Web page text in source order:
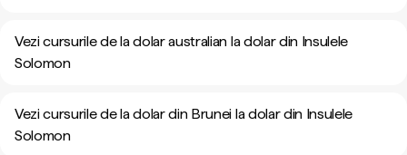
Vezi cursurile de la dolar australian la dolar din Insulele
Solomon
Vezi cursurile de la dolar din Brunei la dolar din Insulele
Solomon